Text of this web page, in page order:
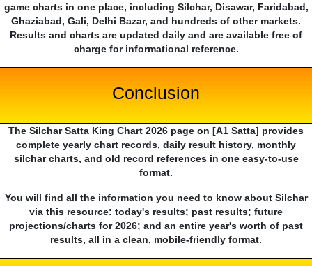
game charts in one place, including Silchar, Disawar, Faridabad,
Ghaziabad, Gali, Delhi Bazar, and hundreds of other markets.
Results and charts are updated daily and are available free of
charge for informational reference.
Conclusion
The Silchar Satta King Chart 2026 page on [A1 Satta] provides
complete yearly chart records, daily result history, monthly
silchar charts, and old record references in one easy-to-use
format.
You will find all the information you need to know about Silchar
via this resource: today's results; past results; future
projections/charts for 2026; and an entire year's worth of past
results, all in a clean, mobile-friendly format.